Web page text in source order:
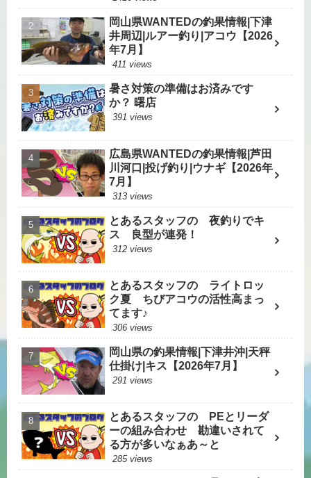
岡山県WANTEDの釣果情報|下津
井周辺|ルアー釣り|アコウ【2026
年7月】
411 views
暑さ対策の準備はお済みです
か？ 曙店
391 views
広島県WANTEDの釣果情報|芦田
川河口|投げ釣り|ウナギ【2026年
7月】
313 views
とあるスタッフの 夜釣りでキ
ス 良型が連発！
312 views
とあるスタッフの ライトロッ
ク夏 ちびアコウの活性高まっ
てます♪
306 views
岡山県の釣果情報|下津井沖|天秤
仕掛け|キス【2026年7月】
291 views
とあるスタッフの PEとリーダ
ーの組み合わせ 勘違いされて
る方が多いなぁあ～と
285 views